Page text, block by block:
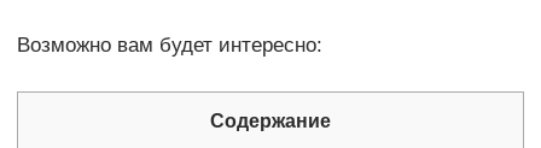
Возможно вам будет интересно:
Содержание